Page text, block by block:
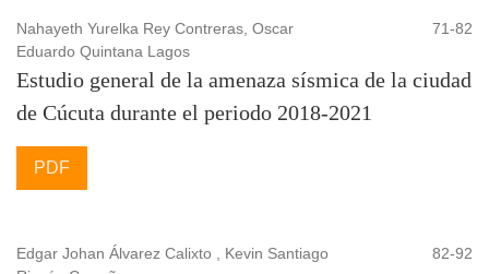
Nahayeth Yurelka Rey Contreras, Oscar
Eduardo Quintana Lagos
71-82
Estudio general de la amenaza sísmica de la ciudad
de Cúcuta durante el periodo 2018-2021
PDF
Edgar Johan Álvarez Calixto , Kevin Santiago
82-92